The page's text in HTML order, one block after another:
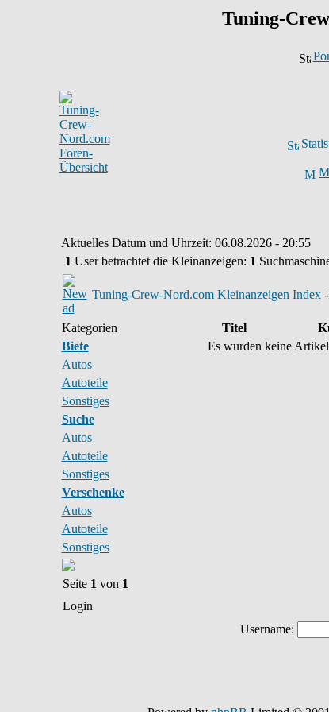
Tuning-
Aktuelles Datum und Uhrzeit: 06.08.2026 - 20:55
1 User betrachtet die Kleinanzeigen: 1
Tuning-Crew-Nord.com Kleinanzeigen Index-
Kategorien
Biete
Autos
Autoteile
Sonstiges
Suche
Autos
Autoteile
Sonstiges
Verschenke
Autos
Autoteile
Sonstiges
Titel
Es wurden keine
Seite 1 von 1
Login
Username: